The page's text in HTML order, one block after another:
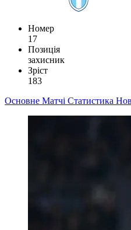
Номер
17
Позиція
захисник
Зріст
183
Основне Матчі Статистика